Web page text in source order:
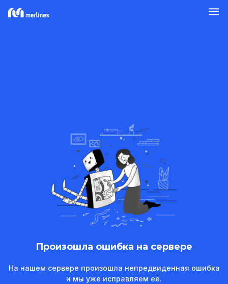
Произошла ошибка на сервере
На нашем сервере произошла непредвиденная ошибка
и мы уже исправляем её.